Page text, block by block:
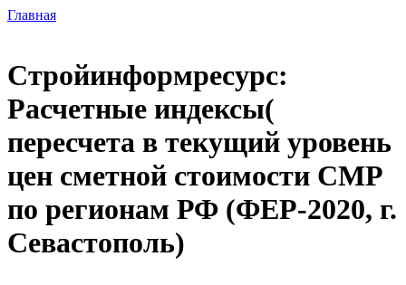
Главная
Стройинформресурс:
Расчетные индексы(
пересчета в текущий уровень
цен сметной стоимости СМР
по регионам РФ (ФЕР-2020, г.
Севастополь)